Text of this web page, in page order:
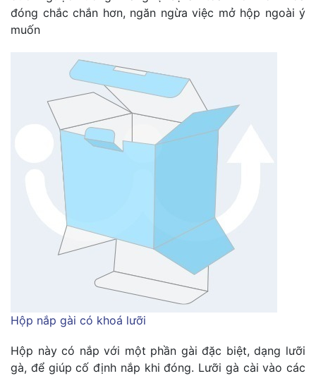
đóng chắc chắn hơn, ngăn ngừa việc mở hộp ngoài ý
muốn
Hộp nắp gài có khoá lưỡi
Hộp này có nắp với một phần gài đặc biệt, dạng lưỡi
gà, để giúp cố định nắp khi đóng. Lưỡi gà cài vào các